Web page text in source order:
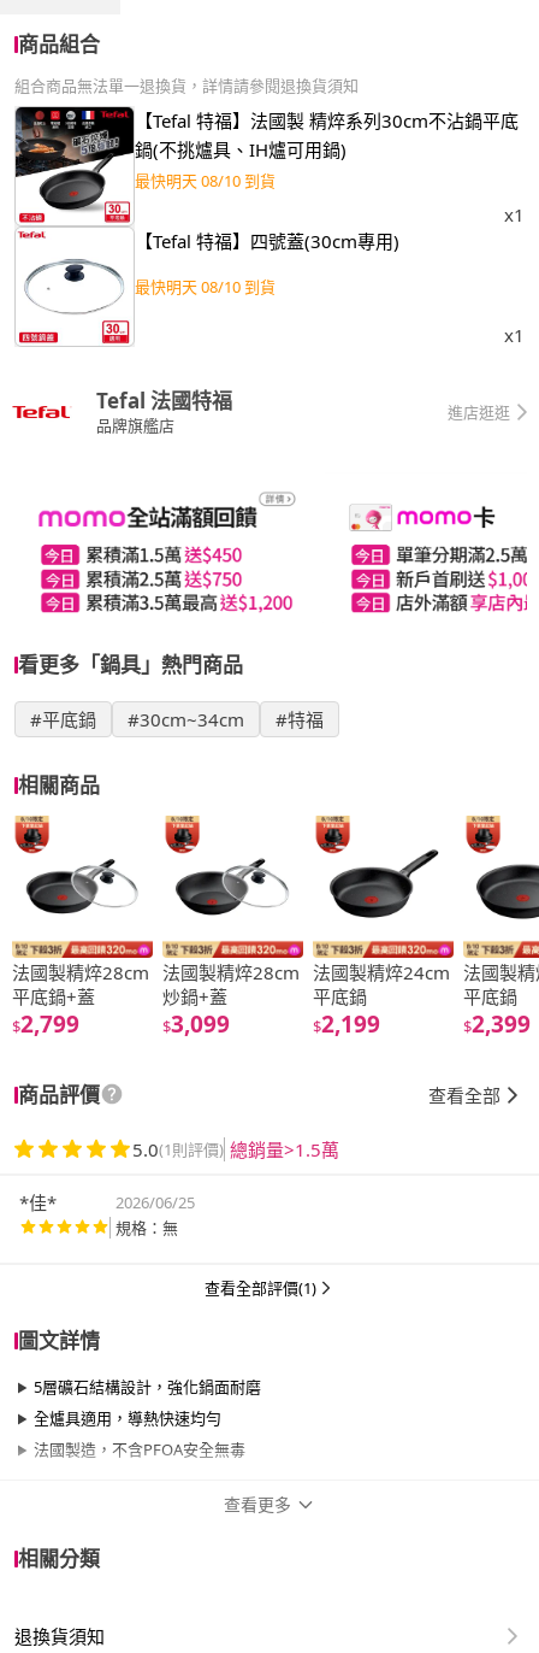
商品組合
組合商品無法單一退換貨，詳情請參閱退換貨須知
【Tefal 特福】法國製 精焠系列30cm不沾鍋平底
鍋(不挑爐具、IH爐可用鍋)
最快明天 08/10 到貨
x1
【Tefal 特福】四號蓋(30cm專用)
最快明天 08/10 到貨
x1
Tefal 法國特福
品牌旗艦店
進店逛逛
看更多「鍋具」熱門商品
#平底鍋 #30cm~34cm #特福
相關商品
法國製精焠28cm
平底鍋+蓋
$2,799
法國製精焠28cm
炒鍋+蓋
$3,099
法國製精焠24cm
平底鍋
$2,199
法國製
平底鍋
$2,399
商品評價 查看全部
5.0(1則評價) 總銷量>1.5萬
*佳*
2026/06/25
規格：無
查看全部評價(1)
圖文詳情
5層礦石結構設計，強化鍋面耐磨
全爐具適用，導熱快速均勻
法國製造，不含PFOA安全無毒
品牌名稱
尺寸
查看更多
相關分類
退換貨須知